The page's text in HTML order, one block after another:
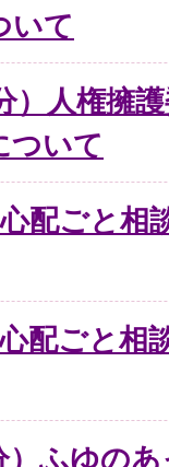
いて
）人権擁
ついて
配ごと相
配ごと相
）ふゆの